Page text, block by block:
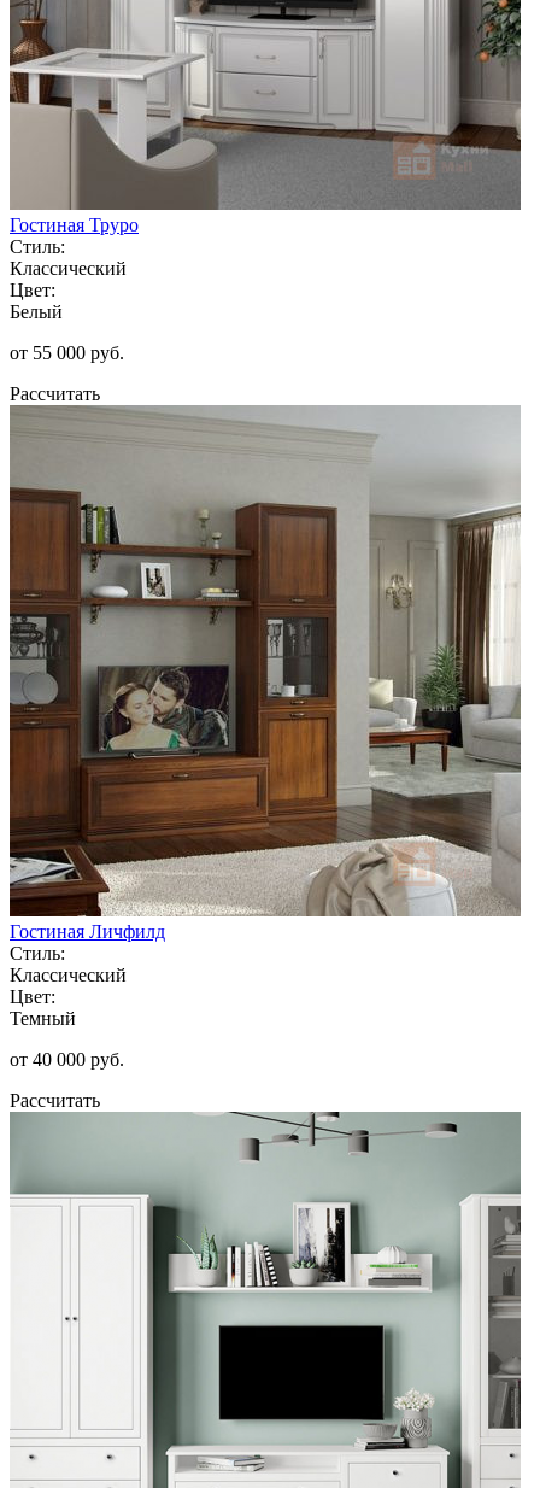
Гостиная Труро
Стиль:
Классический
Цвет:
Белый
от 55 000 руб.
Рассчитать
Гостиная Личфилд
Стиль:
Классический
Цвет:
Темный
от 40 000 руб.
Рассчитать